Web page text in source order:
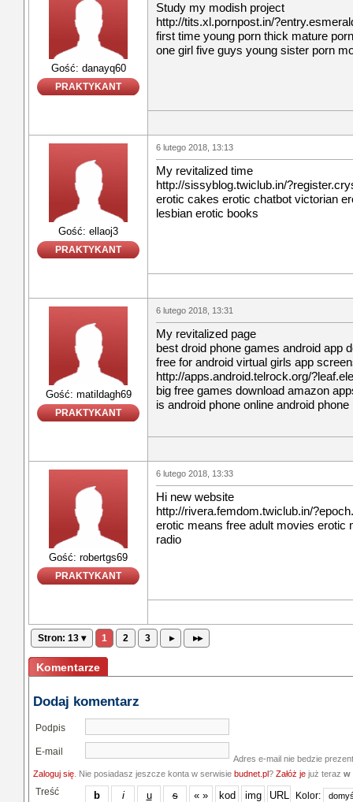
Gość: danayq60
PRAKTYKANT
Study my modish project
http://tits.xl.pornpost.in/
first time young porn thick mature
one girl five guys young sister porn
Gość: ellaoj3
PRAKTYKANT
6 lutego 2018, 13:13
My revitalized time
http://sissyblog.twiclub.in/
erotic cakes erotic chatbot victorian
lesbian erotic books
Gość: matildagh69
PRAKTYKANT
6 lutego 2018, 13:31
My revitalized page
best droid phone games android app
free for android virtual girls app
http://apps.android.telrock.org/
big free games download amazon
is android phone online android phone
Gość: robertgs69
PRAKTYKANT
6 lutego 2018, 13:33
Hi new website
http://rivera.femdom.twiclub.in/
erotic means free adult movies erotic
radio
Stron: 13 ▾ 1 2 3 ▸ ▸▸
Komentarze
Dodaj komentarz
Podpis
E-mail
Adres e-mail nie bedzie
Zaloguj się . Nie posiadasz jeszcze konta w serwisie budnet.pl? Załóż je już teraz w
Treść Kolor: